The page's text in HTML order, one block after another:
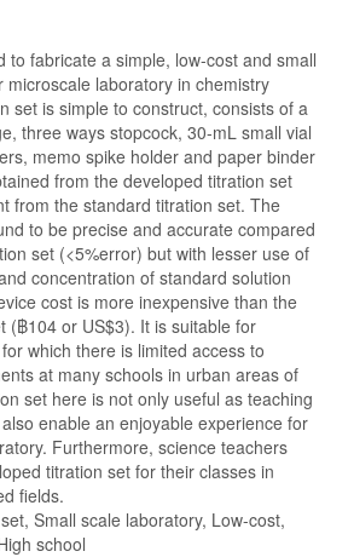
to fabricate a simple, low-cost and small
microscale laboratory in chemistry
set is simple to construct, consists of a
three ways stopcock, 30-mL small vial
memo spike holder and paper binder
from the developed titration set
from the standard titration set. The
to be precise and accurate compared
set (<5%error) but with lesser use of
concentration of standard solution
cost is more inexpensive than the
(฿104 or US$3). It is suitable for
which there is limited access to
at many schools in urban areas of
set here is not only useful as teaching
enable an enjoyable experience for
Furthermore, science teachers
titration set for their classes in
fields.
Small scale laboratory, Low-cost,
school